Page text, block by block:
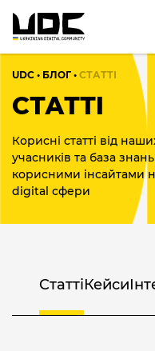
UDC • БЛОГ • CТАТТІ
CТАТТІ
Корисні статті від
учасників та база
корисними інсайтами
digital сфери
CтаттіКейси